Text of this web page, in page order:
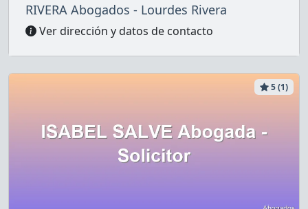
RIVERA Abogados - Lourdes Rivera
Ver dirección y datos de contacto
5 (1)